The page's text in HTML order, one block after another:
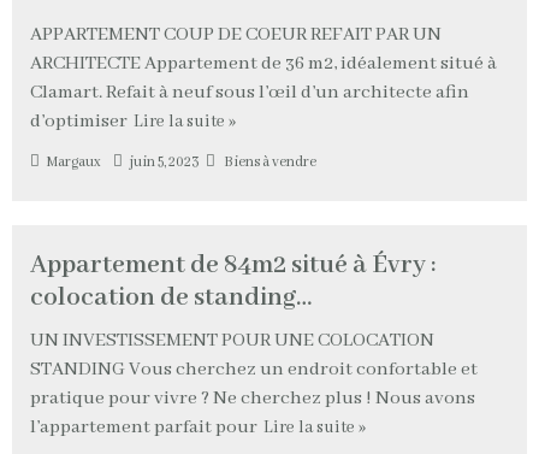
APPARTEMENT COUP DE COEUR REFAIT PAR UN
ARCHITECTE Appartement de 36 m2, idéalement situé à
Clamart. Refait à neuf sous l’œil d’un architecte afin
d’optimiser Lire la suite »
Margaux juin 5, 2023 Biens à vendre
Appartement de 84m2 situé à Évry :
colocation de standing…
UN INVESTISSEMENT POUR UNE COLOCATION
STANDING Vous cherchez un endroit confortable et
pratique pour vivre ? Ne cherchez plus ! Nous avons
l’appartement parfait pour Lire la suite »